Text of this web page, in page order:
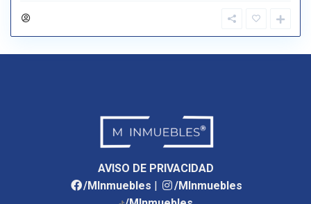
AVISO DE PRIVACIDAD
/MInmuebles
/MInmuebles